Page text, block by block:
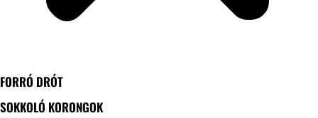
FORRÓ DRÓT
SOKKOLÓ KORONGOK